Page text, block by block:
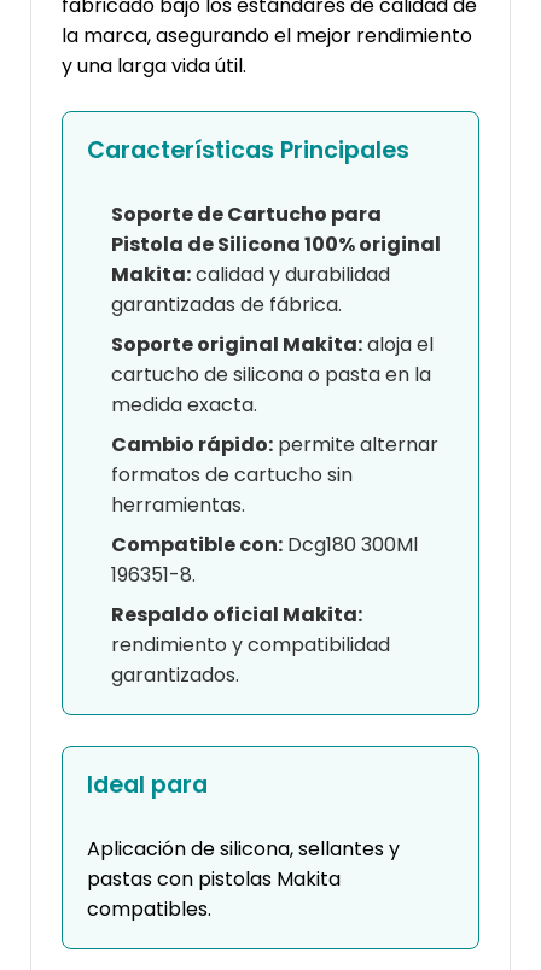
la marca, asegurando el mejor rendimiento
y una larga vida útil.
Características Principales
Soporte de Cartucho para
Pistola de Silicona 100% original
Makita:calidad y durabilidad
garantizadas de fábrica.
Soporte original Makita:aloja el
cartucho de silicona o pasta en la
medida exacta.
Cambio rápido: permite alternar
formatos de cartucho sin
herramientas.
Compatible con: Dcg180 300Ml
196351-8.
Respaldo oficial Makita:
rendimiento y compatibilidad
garantizados.
Ideal para
Aplicación de silicona, sellantes y
pastas con pistolas Makita
compatibles.